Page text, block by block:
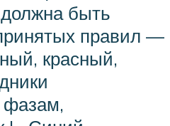
быть
правил —
красный,